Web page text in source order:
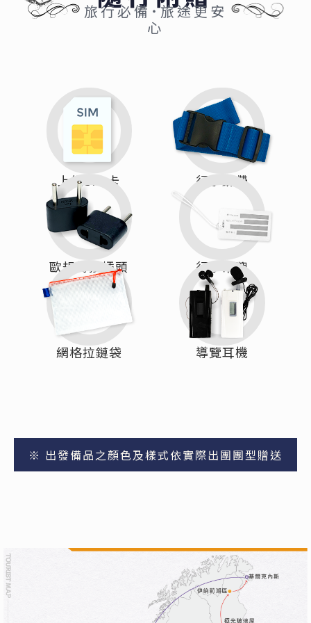
旅行必備˙旅途更安
心
上網SIM卡 行李綁帶
歐規轉接插頭 行李吊牌
網格拉鏈袋 導覽耳機
※ 出發備品之顏色及樣式依實際出團團型贈送